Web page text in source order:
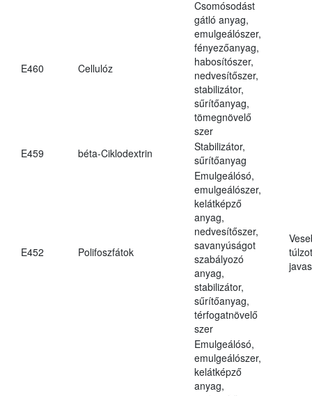
E460 Cellulóz
Csomósodást
gátló anyag,
emulgeálószer,
fényezőanyag,
habosítószer,
nedvesítőszer,
stabilizátor,
sűrítőanyag,
tömegnövelő
szer
E459
béta-Ciklodextrin
Stabilizátor,
sűrítőanyag
E452 Polifoszfátok
Emulgeálósó,
emulgeálószer,
kelátképző
anyag,
nedvesítőszer,
savanyúságot
szabályozó
anyag,
stabilizátor,
sűrítőanyag,
térfogatnövelő
szer
Emulgeálósó,
emulgeálószer,
kelátképző
anyag,